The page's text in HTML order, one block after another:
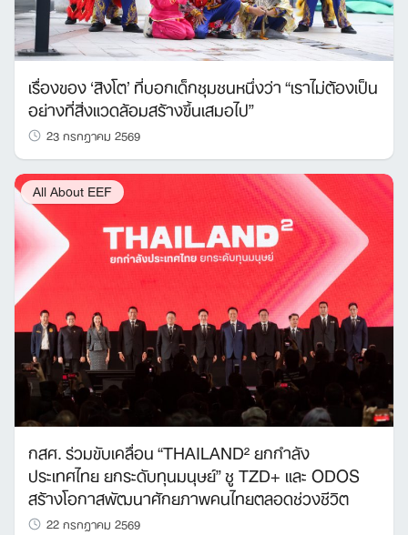
เรื่องของ ‘สิงโต’ ที่บอกเด็กชุมชนหนึ่งว่า “เราไม่ต้องเป็น
อย่างที่สิ่งแวดล้อมสร้างขึ้นเสมอไป”
23 กรกฎาคม 2569
All About EEF
กสศ. ร่วมขับเคลื่อน “THAILAND² ยกกำลัง
ประเทศไทย ยกระดับทุนมนุษย์” ชู TZD+ และ ODOS
สร้างโอกาสพัฒนาศักยภาพคนไทยตลอดช่วงชีวิต
22 กรกฎาคม 2569